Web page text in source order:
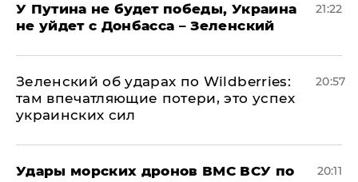
У Путина не будет победы, Украина
не уйдет с Донбасса – Зеленский
21:22
Зеленский об ударах по Wildberries:
там впечатляющие потери, это успех
украинских сил
20:57
Удары морских дронов ВМС ВСУ по
20:11